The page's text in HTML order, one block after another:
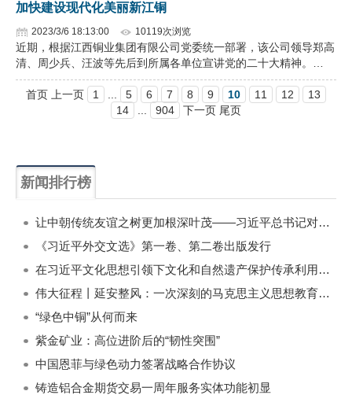
加快建设现代化美丽新江铜
2023/3/6 18:13:00 10119次浏览
近期，根据江西铜业集团有限公司党委统一部署，该公司领导郑高
清、周少兵、汪波等先后到所属各单位宣讲党的二十大精神。…
首页 上一页 1 5 6 7 8 9 10 11 12
13
14
904 下一页 尾页
新闻排行榜
让中朝传统友谊之树更加根深叶茂——习近平总书记对朝鲜进行国事访问纪实
《习近平外交文选》第一卷、第二卷出版发行
在习近平文化思想引领下文化和自然遗产保护传承利用工作开创新局面
伟大征程丨延安整风：一次深刻的马克思主义思想教育运动
“绿色中铜”从何而来
紫金矿业：高位进阶后的“韧性突围”
中国恩菲与绿色动力签署战略合作协议
铸造铝合金期货交易一周年服务实体功能初显